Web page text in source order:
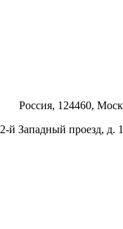
Россия, 124460,
2-й Западный проезд, д.